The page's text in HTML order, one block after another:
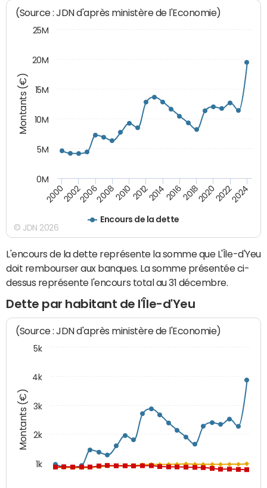
Montants (€)
(Source : JDN d'après ministère de l'Economie)
Encours de la dette
200020022006200820102012201420162018202020222024
0M
5M
10M
15M
20M
25M
© JDN 2026
L'encours de la dette représente la somme que L'Île-d'Yeu
doit rembourser aux banques. La somme présentée ci-
dessus représente l'encours total au 31 décembre.
Dette par habitant de l'Île-d'Yeu
Montants (€)
(Source : JDN d'après ministère de l'Economie)
1k
2k
3k
4k
5k